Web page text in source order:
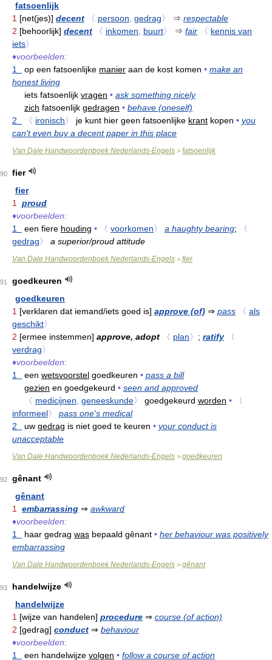
fatsoenlijk
1 [net(jes)] decent 〈 persoon gedrag〉 ⇒ respectable
2 [behoorlijk] decent 〈 inkomen buurt〉 ⇒ fair 〈 kennis van
iets〉
♦voorbeelden:
1
op een fatsoenlijke manier aan de kost komen • make an
honest living
iets fatsoenlijk vragen • ask something nicely
zich fatsoenlijk gedragen • behave (oneself)
2
〈 ironisch〉 je kunt hier geen fatsoenlijke krant kopen • you
can't even buy a decent paper in this place
Van Dale Handwoordenboek Nederlands-Engels > fatsoenlijk
90
fier
fier
1
proud
♦voorbeelden:
1
een fiere houding • 〈 voorkomen〉 a haughty bearing;
〈
gedrag〉 a superior/proud attitude
Van Dale Handwoordenboek Nederlands-Engels > fier
91
goedkeuren
goedkeuren
1 [verklaren dat iemand/iets goed is] approve (of) ⇒ pass 〈 als
geschikt〉
2 [ermee instemmen] approve, adopt 〈 plan〉 ; ratify
〈
verdrag〉
♦voorbeelden:
1
een wetsvoorstel goedkeuren • pass a bill
gezien en goedgekeurd • seen and approved
〈 medicijnen geneeskunde〉 goedgekeurd worden •
〈
informeel〉
pass one's medical
2
uw gedrag is niet goed te keuren • your conduct is
unacceptable
Van Dale Handwoordenboek Nederlands-Engels > goedkeuren
92
gênant
gênant
1
embarrassing ⇒ awkward
♦voorbeelden:
1
haar gedrag was bepaald gênant • her behaviour was positively
embarrassing
Van Dale Handwoordenboek Nederlands-Engels > gênant
93
handelwijze
handelwijze
1 [wijze van handelen] procedure ⇒ course (of action)
2 [gedrag] conduct ⇒ behaviour
♦voorbeelden:
1
een handelwijze volgen • follow a course of action